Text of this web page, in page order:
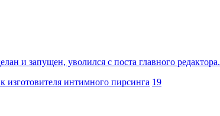
и запущен, уволился с поста главного редактора.
изготовителя интимного пирсинга 19